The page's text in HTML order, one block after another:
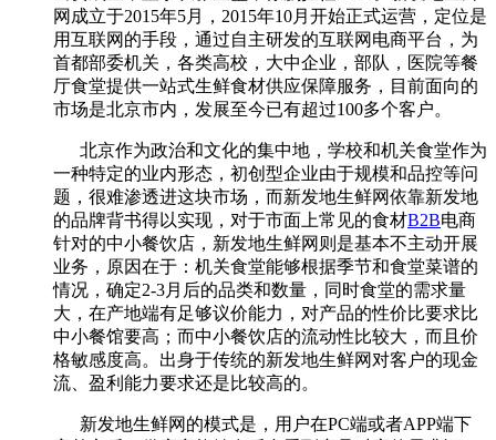
网成立于2015年5月，2015年10月开始正式运营，定位是
用互联网的手段，通过自主研发的互联网电商平台，为
首都部委机关，各类高校，大中企业，部队，医院等餐
厅食堂提供一站式生鲜食材供应保障服务，目前面向的
市场是北京市内，发展至今已有超过100多个客户。
北京作为政治和文化的集中地，学校和机关食堂作为
一种特定的业内形态，初创型企业由于规模和品控等问
题，很难渗透进这块市场，而新发地生鲜网依靠新发地
的品牌背书得以实现，对于市面上常见的食材B2B电商
针对的中小餐饮店，新发地生鲜网则是基本不主动开展
业务，原因在于：机关食堂能够根据季节和食堂菜谱的
情况，确定2-3月后的品类和数量，同时食堂的需求量
大，在产地端有足够议价能力，对产品的性价比要求比
中小餐馆要高；而中小餐饮店的流动性比较大，而且价
格敏感度高。出身于传统的新发地生鲜网对客户的现金
流、盈利能力要求还是比较高的。
新发地生鲜网的模式是，用户在PC端或者APP端下